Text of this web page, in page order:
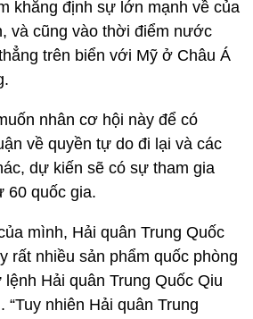
khẳng định sự lớn mạnh về của
và cũng vào thời điểm nước
trên biển với Mỹ ở Châu Á
nhân cơ hội này để có
về quyền tự do đi lại và các
dự kiến sẽ có sự tham gia
60 quốc gia.
mình, Hải quân Trung Quốc
rất nhiều sản phẩm quốc phòng
lệnh Hải quân Trung Quốc Qiu
“Tuy nhiên Hải quân Trung